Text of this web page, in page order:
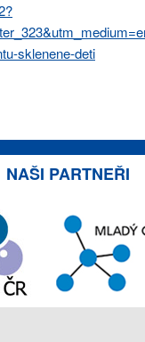
sklenene-deti
NAŠI PARTNEŘI